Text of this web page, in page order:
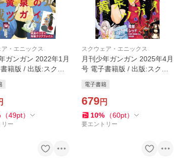
ア・エニックス
ガンガン 2022年1月
籍版 / 出版:スクウ
:河添太一 原作:るーす
画:古屋庵
（49pt）
ー
スクウェア・エニックス
月刊少年ガンガン 2025年4月
号 電子書籍版 / 出版:スクウ
弘 著者:中吉虎吉 著者:金井千
咲貴 原作:三萩せんや
電子書籍
679円
10% （60pt）
要エントリー